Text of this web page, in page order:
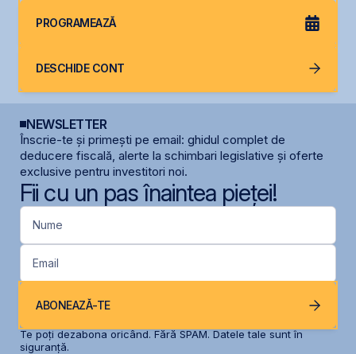
PROGRAMEAZĂ
DESCHIDE CONT
NEWSLETTER
Înscrie-te și primești pe email: ghidul complet de
deducere fiscală, alerte la schimbari legislative și oferte
exclusive pentru investitori noi.
Fii cu un pas înaintea pieței!
Nume
Email
ABONEAZĂ-TE
Te poți dezabona oricând. Fără SPAM. Datele tale sunt în
siguranță.